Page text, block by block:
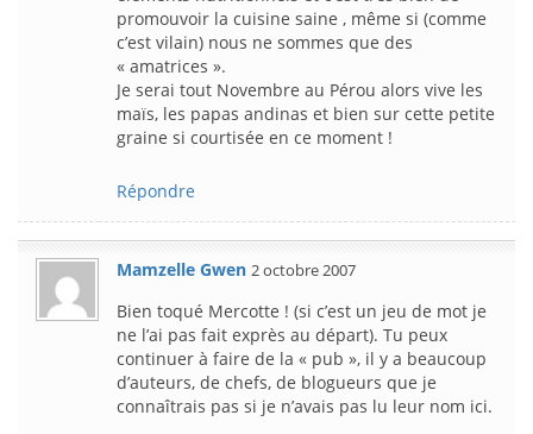
promouvoir la cuisine saine , même si (comme
c’est vilain) nous ne sommes que des
« amatrices ».
Je serai tout Novembre au Pérou alors vive les
maïs, les papas andinas et bien sur cette petite
graine si courtisée en ce moment !
Répondre
Mamzelle Gwen 2 octobre 2007
Bien toqué Mercotte ! (si c’est un jeu de mot je
ne l’ai pas fait exprès au départ). Tu peux
continuer à faire de la « pub », il y a beaucoup
d’auteurs, de chefs, de blogueurs que je
connaîtrais pas si je n’avais pas lu leur nom ici.